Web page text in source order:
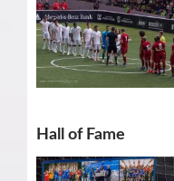
Hall of Fame